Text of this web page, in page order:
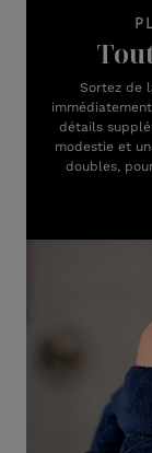
Sortez de
détails
modestie et
doubles,